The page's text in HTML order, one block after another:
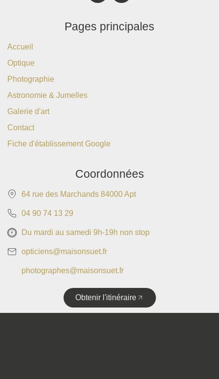
Pages principales
Accueil
Optique
Photographie
Astronomie & Jumelles
Galerie d'art
Contact
Fiche d'établissement Google
Coordonnées
64 rue des Marchands 84000 Apt
04 90 74 13 29
Du mardi au samedi 9h-19h non stop
opticiens@maisonsuet.fr
photographes@maisonsuet.fr
Obtenir l'itinéraire